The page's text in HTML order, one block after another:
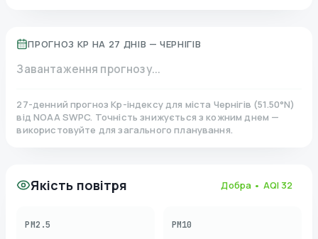
ПРОГНОЗ KP НА 27 ДНІВ — ЧЕРНІГІВ
Завантаження прогнозу...
27-денний прогноз Kp-індексу для міста Чернігів (51.50°N)
від NOAA SWPC. Точність знижується з кожним днем —
використовуйте для загального планування.
Якість повітря Добра • AQI 32
PM2.5 PM10